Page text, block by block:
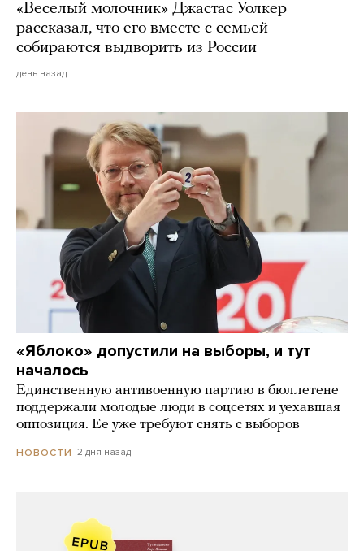
«Веселый молочник» Джастас Уолкер
рассказал, что его вместе с семьей
собираются выдворить из России
день назад
«Яблоко» допустили на выборы, и тут
началось
Единственную антивоенную партию в бюллетене
поддержали молодые люди в соцсетях и уехавшая
оппозиция. Ее уже требуют снять с выборов
НОВОСТИ 2 дня назад